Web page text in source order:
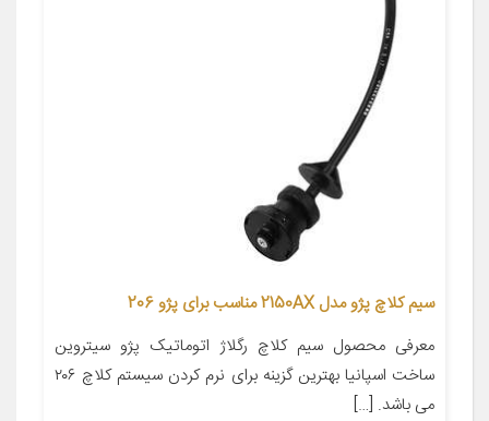
سیم کلاچ پژو مدل 2150AX مناسب برای پژو 206
معرفی محصول سیم کلاچ رگلاژ اتوماتیک پژو سیتروین
ساخت اسپانیا بهترین گزینه برای نرم کردن سیستم کلاچ ۲۰۶
می باشد. […]